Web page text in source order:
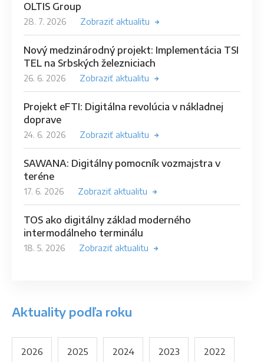
OLTIS Group
28. 7. 2026 Zobraziť aktualitu
Nový medzinárodný projekt: Implementácia TSI
TEL na Srbských železniciach
26. 6. 2026 Zobraziť aktualitu
Projekt eFTI: Digitálna revolúcia v nákladnej
doprave
24. 6. 2026 Zobraziť aktualitu
SAWANA: Digitálny pomocník vozmajstra v
teréne
17. 6. 2026 Zobraziť aktualitu
TOS ako digitálny základ moderného
intermodálneho terminálu
18. 5. 2026 Zobraziť aktualitu
Aktuality podľa roku
2026 2025 2024 2023 2022